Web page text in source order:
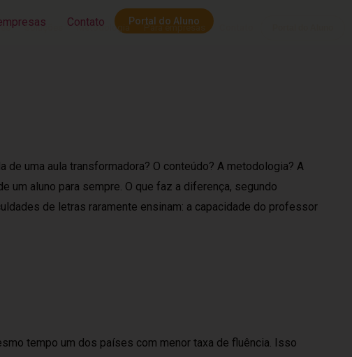
Soluções Metodologia Para empresas
Contato Portal do Aluno
uma aula transformadora? O conteúdo? A metodologia? A
um aluno para sempre. O que faz a diferença, segundo
de letras raramente ensinam: a capacidade do professor
tempo um dos países com menor taxa de fluência. Isso